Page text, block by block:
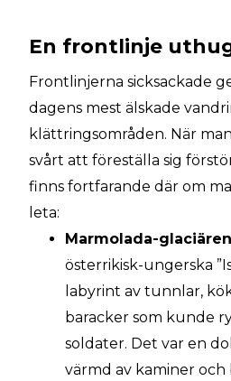
En frontlinje
Frontlinjerna sicksackade
dagens mest älskade
klättringsområden. När
svårt att föreställa sig
finns fortfarande där om
leta:
Marmolada-glaciären
österrikisk-ungerska
labyrint av tunnlar,
baracker som kunde
soldater. Det var en
värmd av kaminer och